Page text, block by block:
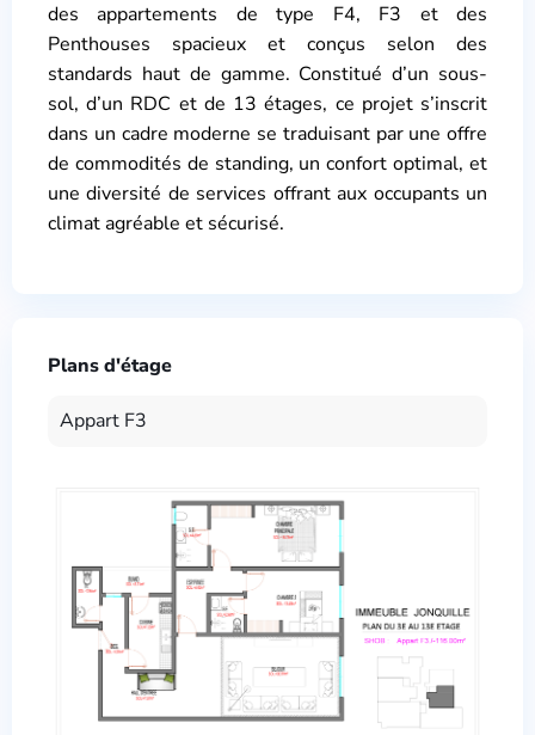
des appartements de type F4, F3 et des
Penthouses spacieux et conçus selon des
standards haut de gamme. Constitué d’un sous-
sol, d’un RDC et de 13 étages, ce projet s’inscrit
dans un cadre moderne se traduisant par une offre
de commodités de standing, un confort optimal, et
une diversité de services offrant aux occupants un
climat agréable et sécurisé.
Plans d'étage
Appart F3